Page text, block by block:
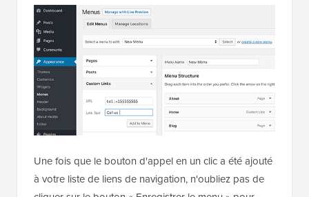
Une fois que le bouton d'appel en un clic a été ajouté
à votre liste de liens de navigation, n'oubliez pas de